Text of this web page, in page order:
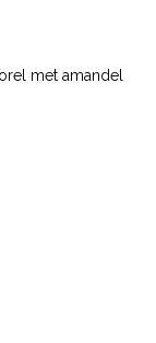
met amandel